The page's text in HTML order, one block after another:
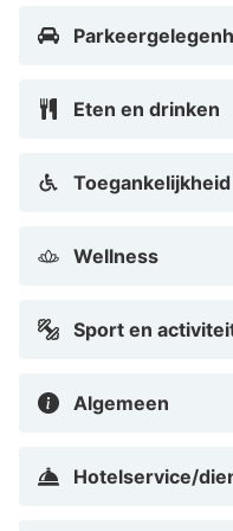
voor een schitterend
Eten en drinken
Toegankelijkheid
Wellness
Sport en
Algemeen
Hotelservice/